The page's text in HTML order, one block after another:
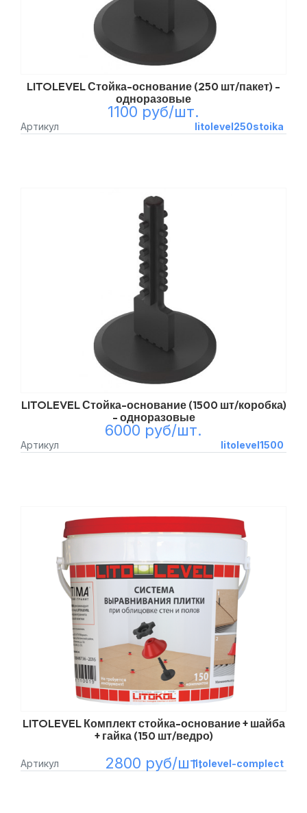
LITOLEVEL Стойка-основание (250 шт/пакет) -
одноразовые
Артикул litolevel250stoika
1100 руб/шт.
LITOLEVEL Стойка-основание (1500 шт/коробка)
- одноразовые
Артикул litolevel1500
6000 руб/шт.
LITOLEVEL Комплект стойка-основание + шайба
+ гайка (150 шт/ведро)
Артикул litolevel-complect
2800 руб/шт.